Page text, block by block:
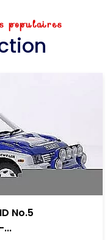
populaires
No.5